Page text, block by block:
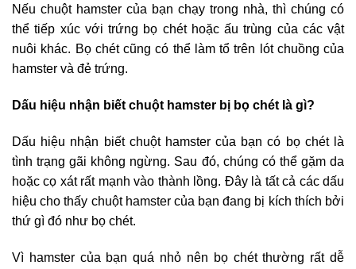
Nếu chuột hamster của bạn chạy trong nhà, thì chúng có
thể tiếp xúc với trứng bọ chét hoặc ấu trùng của các vật
nuôi khác. Bọ chét cũng có thể làm tổ trên
lót chuồng của
hamster và đẻ trứng.
Dấu hiệu nhận biết chuột hamster bị bọ chét là gì?
Dấu hiệu nhận biết chuột hamster của bạn có bọ chét là
tình trạng gãi không ngừng. Sau đó, chúng có thể gặm da
hoặc cọ xát rất mạnh vào thành lồng. Đây là tất cả các dấu
hiệu cho thấy chuột hamster của bạn đang bị kích thích bởi
thứ gì đó như bọ chét.
Vì hamster của bạn quá nhỏ nên bọ chét thường rất dễ